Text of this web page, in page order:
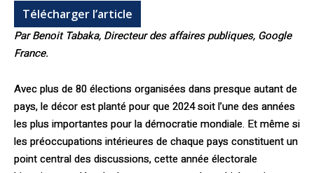
Télécharger l’article
Par Benoit Tabaka, Directeur des affaires publiques, Google
France.
Avec plus de 80 élections organisées dans presque autant de
pays, le décor est planté pour que 2024 soit l’une des années
les plus importantes pour la démocratie mondiale. Et même si
les préoccupations intérieures de chaque pays constituent un
point central des discussions, cette année électorale